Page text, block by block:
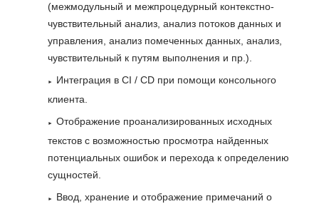
(межмодульный и межпроцедурный контекстно-
чувствительный анализ, анализ потоков данных и
управления, анализ помеченных данных, анализ,
чувствительный к путям выполнения и пр.).
Интеграция в CI / CD при помощи консольного
клиента.
Отображение проанализированных исходных
текстов с возможностью просмотра найденных
потенциальных ошибок и перехода к определению
сущностей.
Ввод, хранение и отображение примечаний о